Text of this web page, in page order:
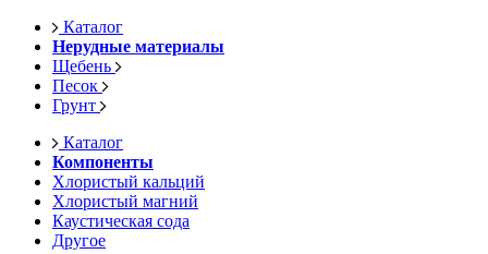
Каталог
Нерудные материалы
Щебень
Песок
Грунт
Каталог
Компоненты
Хлористый кальций
Хлористый магний
Каустическая сода
Другое